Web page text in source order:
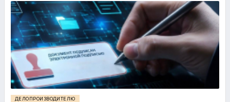
ДЕЛОПРОИЗВОДИТЕЛЮ